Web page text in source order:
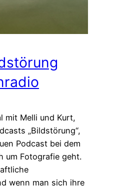
mit Melli und Kurt,
„Bildstörung“,
Podcast bei dem
um Fotografie geht.
wenn man sich ihre